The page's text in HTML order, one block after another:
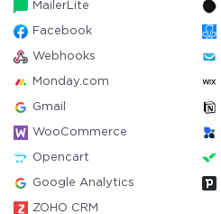
MailerLite
Facebook
Webhooks
Monday.com
Gmail
WooCommerce
Opencart
Google Analytics
ZOHO CRM